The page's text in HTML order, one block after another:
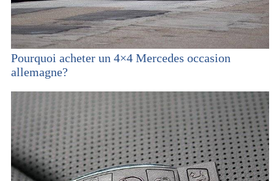
Pourquoi acheter un 4×4 Mercedes occasion
allemagne?